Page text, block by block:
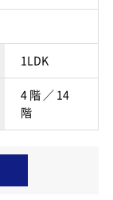
1LDK
4 階 ／ 14
階